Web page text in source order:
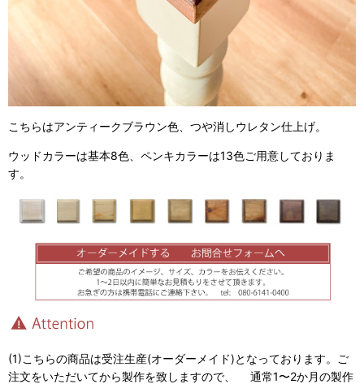
こちらはアンティークブラウン色、つや消しウレタン仕上げ。
ウッドカラーは基本8色、ペンキカラーは13色ご用意しておりま
す。
(1)こちらの商品は受注生産(オーダーメイド)となっております。ご
注文をいただいてから製作を致しますので、 通常1〜2か月の製作